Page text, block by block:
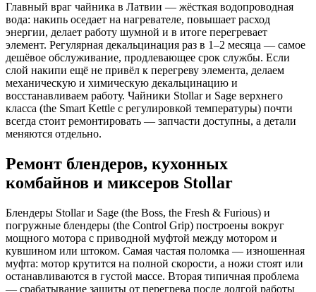
Главный враг чайника в Латвии — жёсткая водопроводная
вода: накипь оседает на нагревателе, повышает расход
энергии, делает работу шумной и в итоге перегревает
элемент. Регулярная декальцинация раз в 1–2 месяца — самое
дешёвое обслуживание, продлевающее срок службы. Если
слой накипи ещё не привёл к перегреву элемента, делаем
механическую и химическую декальцинацию и
восстанавливаем работу. Чайники Stollar и Sage верхнего
класса (the Smart Kettle с регулировкой температуры) почти
всегда стоит ремонтировать — запчасти доступны, а детали
меняются отдельно.
Ремонт блендеров, кухонных
комбайнов и миксеров Stollar
Блендеры Stollar и Sage (the Boss, the Fresh & Furious) и
погружные блендеры (the Control Grip) построены вокруг
мощного мотора с приводной муфтой между мотором и
кувшином или штоком. Самая частая поломка — изношенная
муфта: мотор крутится на полной скорости, а ножи стоят или
останавливаются в густой массе. Вторая типичная проблема
— срабатывание защиты от перегрева после долгой работы